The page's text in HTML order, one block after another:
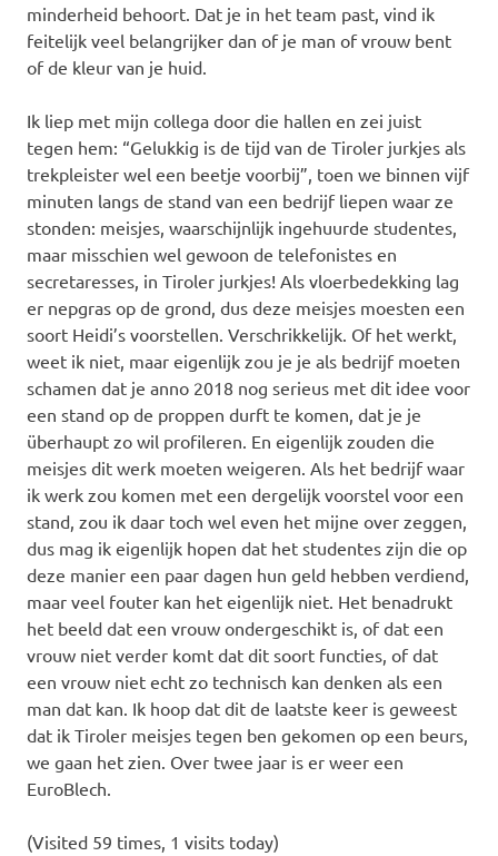
minderheid behoort. Dat je in het team past, vind ik
feitelijk veel belangrijker dan of je man of vrouw bent
of de kleur van je huid.
Ik liep met mijn collega door die hallen en zei juist
tegen hem: “Gelukkig is de tijd van de Tiroler jurkjes als
trekpleister wel een beetje voorbij”, toen we binnen vijf
minuten langs de stand van een bedrijf liepen waar ze
stonden: meisjes, waarschijnlijk ingehuurde studentes,
maar misschien wel gewoon de telefonistes en
secretaresses, in Tiroler jurkjes! Als vloerbedekking lag
er nepgras op de grond, dus deze meisjes moesten een
soort Heidi’s voorstellen. Verschrikkelijk. Of het werkt,
weet ik niet, maar eigenlijk zou je je als bedrijf moeten
schamen dat je anno 2018 nog serieus met dit idee voor
een stand op de proppen durft te komen, dat je je
überhaupt zo wil profileren. En eigenlijk zouden die
meisjes dit werk moeten weigeren. Als het bedrijf waar
ik werk zou komen met een dergelijk voorstel voor een
stand, zou ik daar toch wel even het mijne over zeggen,
dus mag ik eigenlijk hopen dat het studentes zijn die op
deze manier een paar dagen hun geld hebben verdiend,
maar veel fouter kan het eigenlijk niet. Het benadrukt
het beeld dat een vrouw ondergeschikt is, of dat een
vrouw niet verder komt dat dit soort functies, of dat
een vrouw niet echt zo technisch kan denken als een
man dat kan. Ik hoop dat dit de laatste keer is geweest
dat ik Tiroler meisjes tegen ben gekomen op een beurs,
we gaan het zien. Over twee jaar is er weer een
EuroBlech.
(Visited 59 times, 1 visits today)